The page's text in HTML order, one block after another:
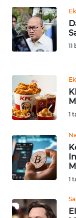
1
1
WN
BANTEN
WN
NTT
WN
KEPRI
WN
WN
PAPUA
BARAT
WN
RIAU